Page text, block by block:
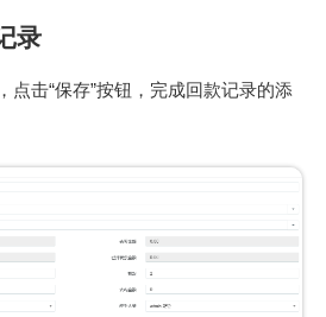
录
点击“保存”按钮，完成回款记录的添